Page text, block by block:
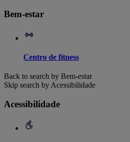
Bem-estar
Centro de fitness
Back to search by Bem-estar
Skip search by Acessibilidade
Acessibilidade